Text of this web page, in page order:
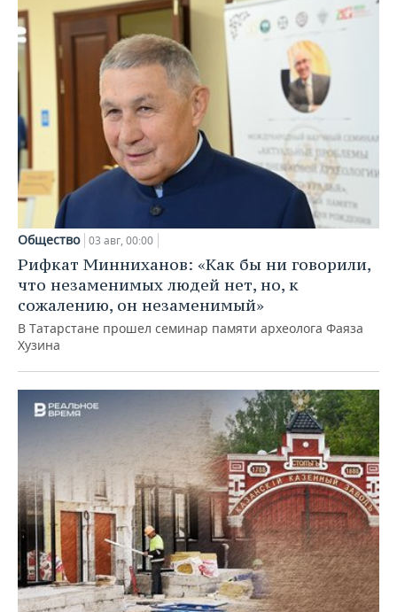
Общество 03 авг, 00:00
Рифкат Минниханов: «Как бы ни говорили,
что незаменимых людей нет, но, к
сожалению, он незаменимый»
В Татарстане прошел семинар памяти археолога Фаяза
Хузина